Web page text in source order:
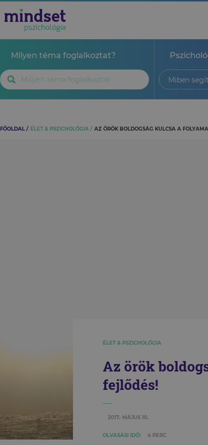
Milyen téma foglalkoztat?
Miben
FŐOLDAL ÉLET & PSZICHOLÓGIA AZ ÖRÖK BOLDOGSÁG KULCSA A
ÉLET & PSZICHOLÓGIA
Az örök
fejlődés!
2017. MÁJUS 10.
OLVASÁSI IDŐ: 4 PERC